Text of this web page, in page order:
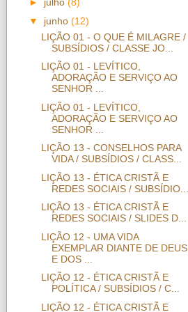
► julho(8)
▼ junho(12)
LIÇÃO 01 - O QUE É MILAGRE /
SUBSÍDIOS / CLASSE JO...
LIÇÃO 01 - LEVÍTICO,
ADORAÇÃO E SERVIÇO AO
SENHOR ...
LIÇÃO 01 - LEVÍTICO,
ADORAÇÃO E SERVIÇO AO
SENHOR ...
LIÇÃO 13 - CONSELHOS PARA
VIDA / SUBSÍDIOS / CLASS...
LIÇÃO 13 - ÉTICA CRISTÃ E
REDES SOCIAIS / SUBSÍDIO...
LIÇÃO 13 - ÉTICA CRISTÃ E
REDES SOCIAIS / SLIDES D...
LIÇÃO 12 - UMA VIDA
EXEMPLAR DIANTE DE DEUS
E DOS ...
LIÇÃO 12 - ÉTICA CRISTÃ E
POLÍTICA / SUBSÍDIOS / C...
LIÇÃO 12 - ÉTICA CRISTÃ E